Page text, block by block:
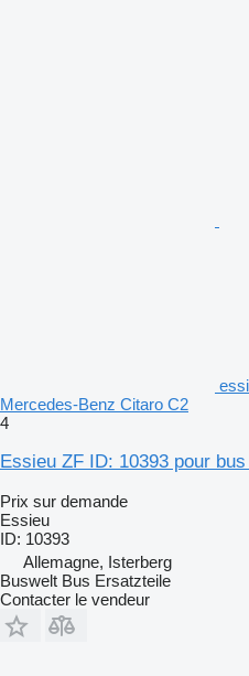
Mercedes-Benz Citaro C2
4
Essieu ZF ID: 10393 pour
Prix sur demande
Essieu
ID: 10393
Allemagne, Isterberg
Buswelt Bus Ersatzteile
Contacter le vendeur